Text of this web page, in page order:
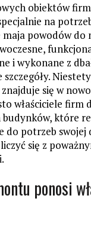
obiektów
na
maja powodów do
i wykonane z
się w
właściciele firm
budynków, które
do potrzeb swojej
się z
ponosi